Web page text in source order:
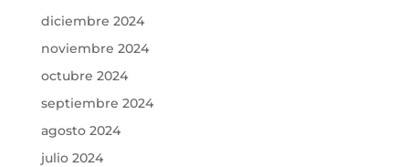
diciembre 2024
noviembre 2024
octubre 2024
septiembre 2024
agosto 2024
julio 2024